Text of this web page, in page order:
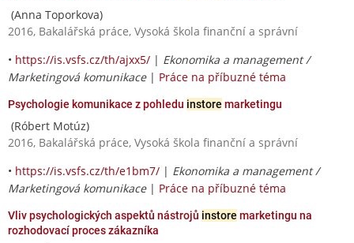
(Anna Toporkova)
2016, Bakalářská práce, Vysoká škola finanční a správní
• https://is.vsfs.cz/th/ajxx5/ | Ekonomika a management /
Marketingová komunikace| Práce na příbuzné téma
Psychologie komunikace z pohledu instore marketingu
(Róbert Motúz)
2016, Bakalářská práce, Vysoká škola finanční a správní
• https://is.vsfs.cz/th/e1bm7/ | Ekonomika a management /
Marketingová komunikace| Práce na příbuzné téma
Vliv psychologických aspektů nástrojů instore marketingu na
rozhodovací proces zákazníka